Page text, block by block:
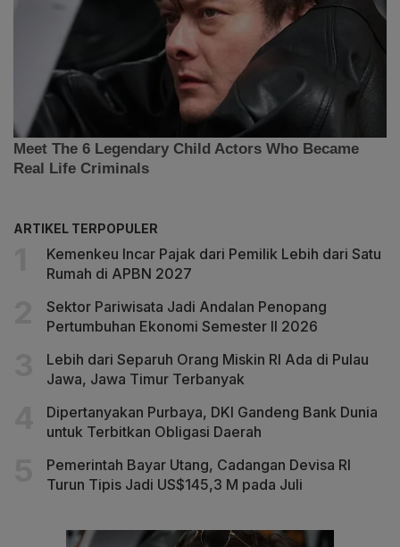
ARTIKEL TERPOPULER
Kemenkeu Incar Pajak dari Pemilik Lebih dari Satu
Rumah di APBN 2027
Sektor Pariwisata Jadi Andalan Penopang
Pertumbuhan Ekonomi Semester II 2026
Lebih dari Separuh Orang Miskin RI Ada di Pulau
Jawa, Jawa Timur Terbanyak
Dipertanyakan Purbaya, DKI Gandeng Bank Dunia
untuk Terbitkan Obligasi Daerah
Pemerintah Bayar Utang, Cadangan Devisa RI
Turun Tipis Jadi US$145,3 M pada Juli